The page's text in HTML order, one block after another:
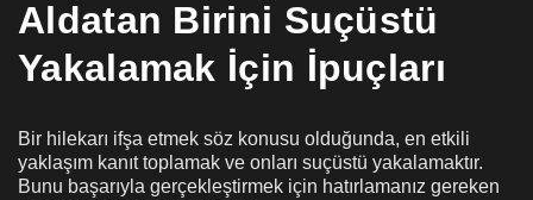
Aldatan Birini Suçüstü
Yakalamak İçin İpuçları
Bir hilekarı ifşa etmek söz konusu olduğunda, en etkili
yaklaşım kanıt toplamak ve onları suçüstü yakalamaktır.
Bunu başarıyla gerçekleştirmek için hatırlamanız gereken